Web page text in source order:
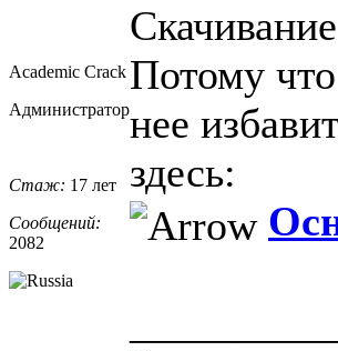
Academic Crack
Администратор
Стаж: 17 лет
Сообщений:
2082
Потому
нее
здесь: